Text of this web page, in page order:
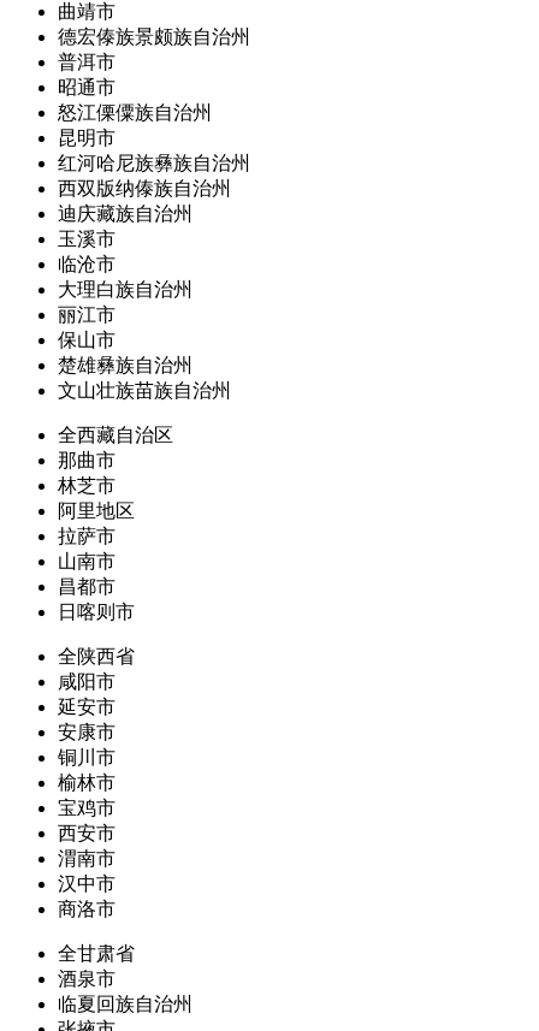
曲靖市
德宏傣族景颇族自治州
普洱市
昭通市
怒江傈僳族自治州
昆明市
红河哈尼族彝族自治州
西双版纳傣族自治州
迪庆藏族自治州
玉溪市
临沧市
大理白族自治州
丽江市
保山市
楚雄彝族自治州
文山壮族苗族自治州
全西藏自治区
那曲市
林芝市
阿里地区
拉萨市
山南市
昌都市
日喀则市
全陕西省
咸阳市
延安市
安康市
铜川市
榆林市
宝鸡市
西安市
渭南市
汉中市
商洛市
全甘肃省
酒泉市
临夏回族自治州